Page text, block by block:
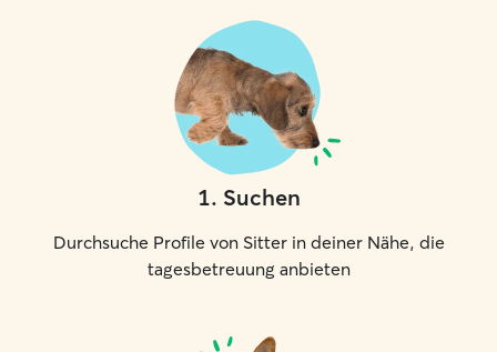
1. Suchen
Durchsuche Profile von Sitter in deiner Nähe, die
tagesbetreuung anbieten